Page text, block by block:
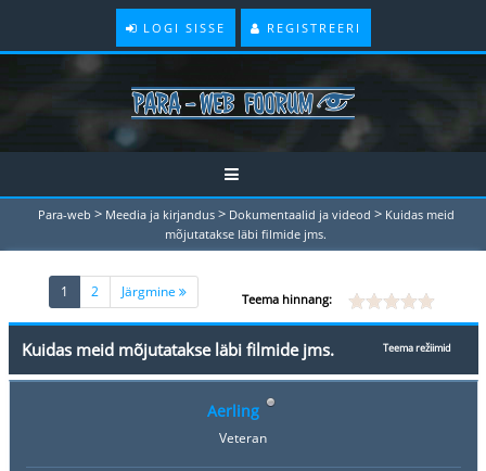
LOGI SISSE REGISTREERI
Para-web > Meedia ja kirjandus > Dokumentaalid ja videod > Kuidas meid
mõjutatakse läbi filmide jms.
1 (current)
2 Järgmine Teema hinnang:
Teema režiimid
Kuidas meid mõjutatakse läbi filmide jms.
Aerling
Veteran